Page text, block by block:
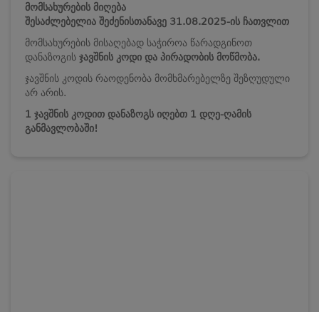
მომსახურების მიღება
შესაძლებელია შეძენისთანავე 31.08.2025-ის ჩათვლით
მომსახურების მისაღებად საჭიროა წარადგინოთ
დანაზოგის ჯავშნის კოდი და პირადობის მოწმობა.
ჯავშნის კოდის რაოდენობა მომხმარებელზე შეზღუდული
არ არის.
1 ჯავშნის კოდით დანაზოგს იღებთ 1 დღე-ღამის
განმავლობაში!